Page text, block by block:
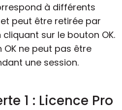
à différents
peut être retirée par
sur le bouton OK.
OK ne peut pas être
une session.
1 : Licence Pro